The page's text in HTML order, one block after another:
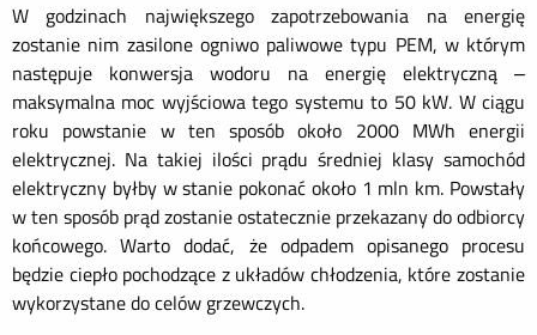
W godzinach największego zapotrzebowania na energię
zostanie nim zasilone ogniwo paliwowe typu PEM, w którym
następuje konwersja wodoru na energię elektryczną –
maksymalna moc wyjściowa tego systemu to 50 kW. W ciągu
roku powstanie w ten sposób około 2000 MWh energii
elektrycznej. Na takiej ilości prądu średniej klasy samochód
elektryczny byłby w stanie pokonać około 1 mln km. Powstały
w ten sposób prąd zostanie ostatecznie przekazany do odbiorcy
końcowego. Warto dodać, że odpadem opisanego procesu
będzie ciepło pochodzące z układów chłodzenia, które zostanie
wykorzystane do celów grzewczych.